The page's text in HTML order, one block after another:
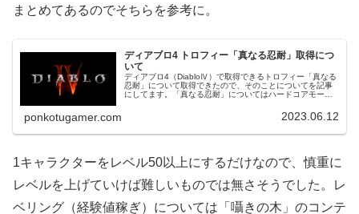
まとめてあるのでそちらを参考に。
ディアブロ4 トロフィー「真なる忍耐」取得につ
いて
ディアブロ4（DiabloⅣ）で取得できるトロフィー「真なる
忍耐」について取得できたので、そのことについてを記事
にしてます。「真なる忍耐」についてはハードコアモード
ponkotugamer.com 2023.06.12
1キャラクターをレベル50以上にするだけなので、慎重に
レベルを上げていけば難しいものでは無さそうでした。レ
ベリング（経験値稼ぎ）については「囁きの木」のコンテ